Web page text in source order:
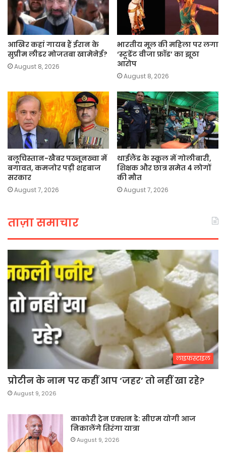
आखिर कहां गायब हैं ईरान के
सुप्रीम लीडर मोजतबा खामेनेई?
August 8, 2026
भारतीय मूल की महिला पर लगा
‘स्टूडेंट वीजा फ्रॉड’ का झूठा
आरोप
August 8, 2026
बलूचिस्तान-खैबर पख्तूनख्वा में
बगावत, कमजोर पड़ी शहबाज
सरकार
August 7, 2026
थाईलैंड के स्कूल में गोलीबारी,
शिक्षक और छात्र समेत 4 लोगों
की मौत
August 7, 2026
ताज़ा समाचार
लाइफस्टाइल
प्रोटीन के नाम पर कहीं आप ‘जहर’ तो नहीं खा रहे?
August 9, 2026
काकोरी ट्रेन एक्शन डे: सीएम योगी आज
निकालेंगे तिरंगा यात्रा
August 9, 2026